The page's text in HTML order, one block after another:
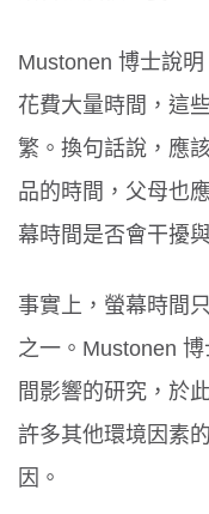
Mustonen 博士說
花費大量時間，這
繁。換句話說，應
品的時間，父母也
幕時間是否會干擾
事實上，螢幕時間
之一。Mustonen
間影響的研究，於
許多其他環境因素
因。